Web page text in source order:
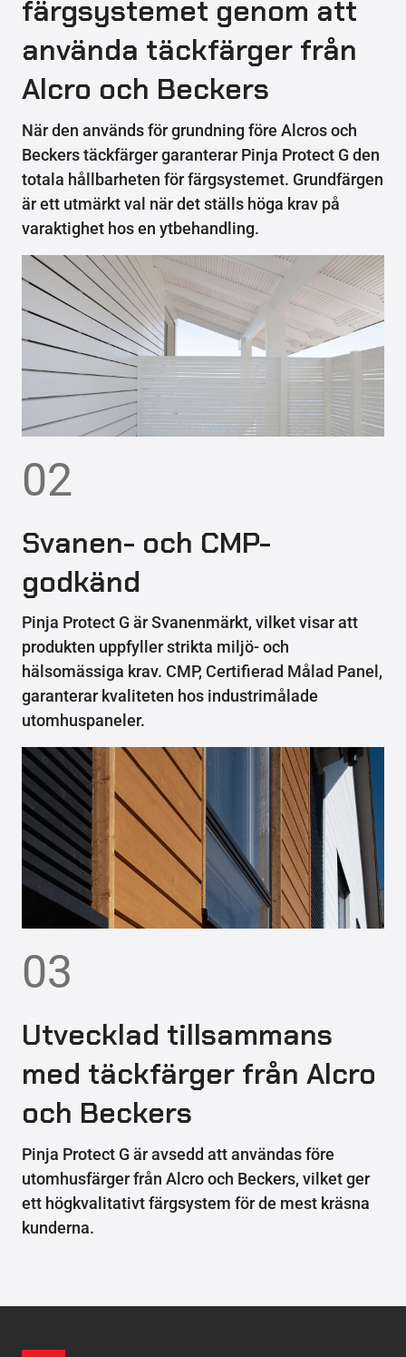
färgsystemet genom att
använda täckfärger från
Alcro och Beckers
När den används för grundning före Alcros och
Beckers täckfärger garanterar Pinja Protect G den
totala hållbarheten för färgsystemet. Grundfärgen
är ett utmärkt val när det ställs höga krav på
varaktighet hos en ytbehandling.
02
Svanen- och CMP-
godkänd
Pinja Protect G är Svanenmärkt, vilket visar att
produkten uppfyller strikta miljö- och
hälsomässiga krav. CMP, Certifierad Målad Panel,
garanterar kvaliteten hos industrimålade
utomhuspaneler.
03
Utvecklad tillsammans
med täckfärger från Alcro
och Beckers
Pinja Protect G är avsedd att användas före
utomhusfärger från Alcro och Beckers, vilket ger
ett högkvalitativt färgsystem för de mest kräsna
kunderna.